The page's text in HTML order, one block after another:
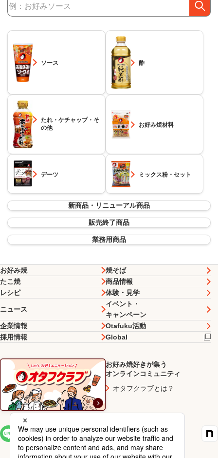
ソース 酢
たれ・ケチャップ・そ
の他
お好み焼材料
デーツ ミックス粉・セット
新商品・リニューアル商品
販売終了商品
業務用商品
お好み焼
焼そば
たこ焼
商品情報
レシピ
体験・見学
ニュース
イベント・
キャンペーン
企業情報
Otafuku活動
採用情報
Global
お好み焼好きが集う
オンラインコミュニティ
オタフクラブとは？